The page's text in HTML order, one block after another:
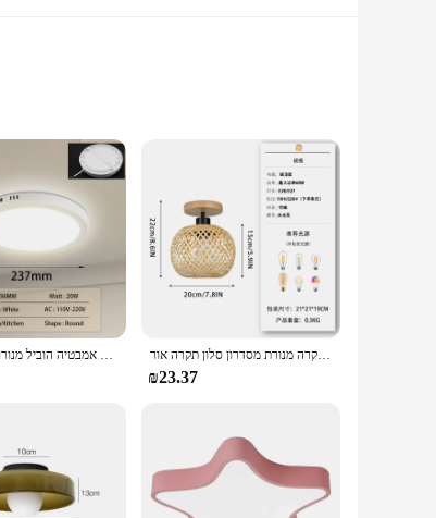
complements various styles, from
light set is versatile enough to suit any scenario.
alike, making it accessible to a wide range of
for years to come.
עגול הוביל תקרה אורות פנים פאנל פנים הוביל מנורת חדר שינה עבור סלון מטבח אור עמיד למים חדר אמבטיה הוביל מנורות תקרה 220v רטרו הוביל במבוק ארוג תקרה מנורת מסדרון סלון תקרה אור e27 מנורות ארוגים דקורטיביים
₪23.37